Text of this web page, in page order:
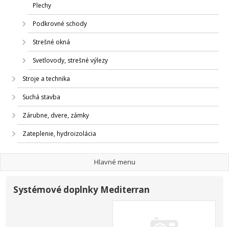
Plechy
Podkrovné schody
Strešné okná
Svetlovody, strešné výlezy
Stroje a technika
Suchá stavba
Zárubne, dvere, zámky
Zateplenie, hydroizolácia
Hlavné menu
Systémové doplnky Mediterran